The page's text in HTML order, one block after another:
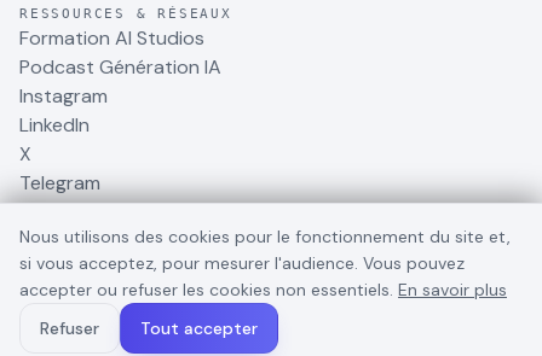
RESSOURCES & RÉSEAUX
Formation AI Studios
Podcast Génération IA
Instagram
LinkedIn
X
Telegram
©2026BusinessDynamite
Nous utilisons des cookies pour le fonctionnement du site et,
si vous acceptez, pour mesurer l'audience. Vous pouvez
accepter ou refuser les cookies non essentiels. En savoir plus
Refuser
Tout accepter